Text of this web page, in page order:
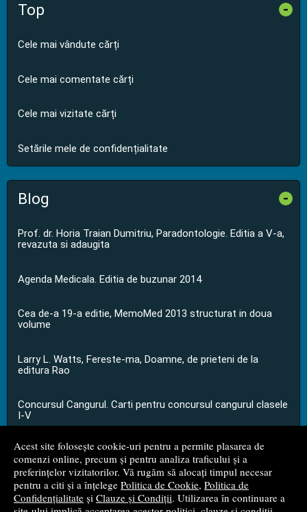
Acest site folosește cookie-uri pentru a permite plasarea de
comenzi online, precum și pentru analiza traficului și a
preferințelor vizitatorilor. Vă rugăm să alocați timpul necesar
pentru a citi și a înțelege Politica de Cookie, Politica de
Confidențialitate și Clauze și Condiții. Utilizarea în continuare a
Top -
Cele mai vândute cărți
Cele mai comentate cărți
Cele mai vizitate cărți
Setările mele de confidențialitate
Blog -
Prof. dr. Horia Traian Dumitriu, Paradontologie. Editia a V-a,
revazuta si adaugita
Agenda Medicala. Editia de buzunar 2014
Cea de-a 19-a editie, MemoMed 2013 structurat in doua
volume
Larry L. Watts, Fereste-ma, Doamne, de prieteni de la
editura Rao
Concursul Cangurul. Carti pentru concursul cangurul clasele
I-V
...toate știrile
© 2008 - 2026S.C. M.G. Net Distribution S.R.L.